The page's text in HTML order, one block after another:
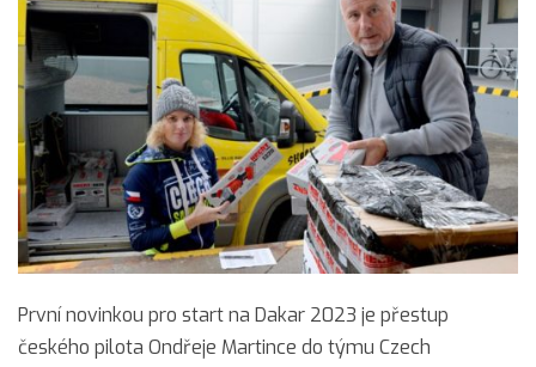
První novinkou pro start na Dakar 2023 je přestup
českého pilota Ondřeje Martince do týmu Czech